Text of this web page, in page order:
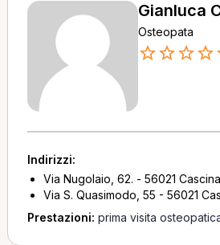
Gianluca
Osteopata
Indirizzi:
Via Nugolaio, 62. - 56021
Via S. Quasimodo, 55 - 56021
Prestazioni: prima visita